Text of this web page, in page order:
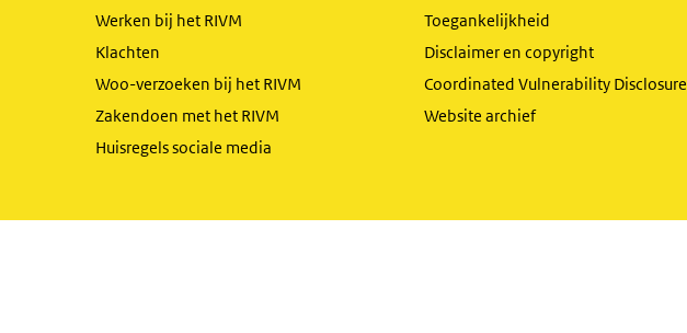
Werken bij het RIVM
Klachten
Woo-verzoeken bij het RIVM
Zakendoen met het RIVM
Huisregels sociale media
Toegankelijkheid
Disclaimer en copyright
Coordinated Vulnerability Disclosure
Website archief